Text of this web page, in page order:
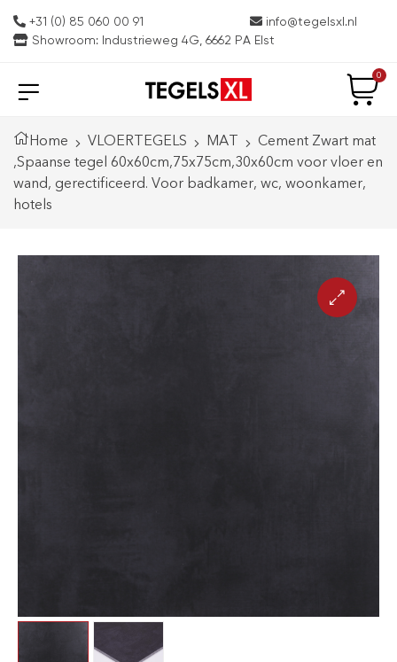
+31 (0) 85 060 00 91
info@tegelsxl.nl
Showroom: Industrieweg 4G, 6662 PA Elst
0
Home VLOERTEGELS MAT
Cement Zwart mat
,Spaanse tegel 60x60cm,75x75cm,30x60cm voor vloer en
wand, gerectificeerd. Voor badkamer, wc, woonkamer,
hotels